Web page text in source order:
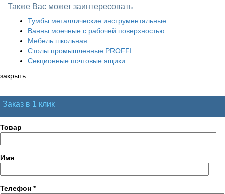
Также Вас может заинтересовать
Тумбы металлические инструментальные
Ванны моечные с рабочей поверхностью
Мебель школьная
Столы промышленные PROFFI
Секционные почтовые ящики
закрыть
Заказ в 1 клик
Товар
Имя
Телефон *